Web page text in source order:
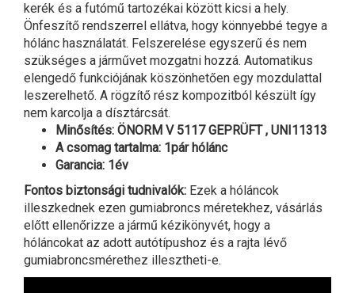
kerék és a futómű tartozékai között kicsi a hely.
Önfeszítő rendszerrel ellátva, hogy könnyebbé tegye a
hólánc használatát. Felszerelése egyszerű és nem
szükséges a járművet mozgatni hozzá. Automatikus
elengedő funkciójának köszönhetően egy mozdulattal
leszerelhető. A rögzítő rész kompozitból készült így
nem karcolja a dísztárcsát.
Minősítés: ÖNORM V 5117 GEPRÜFT , UNI11313
A csomag tartalma: 1pár hólánc
Garancia: 1év
Fontos biztonsági tudnivalók: Ezek a hóláncok
illeszkednek ezen gumiabroncs méretekhez, vásárlás
előtt ellenőrizze a jármű kézikönyvét, hogy a
hóláncokat az adott autótípushoz és a rajta lévő
gumiabroncsmérethez illesztheti-e.